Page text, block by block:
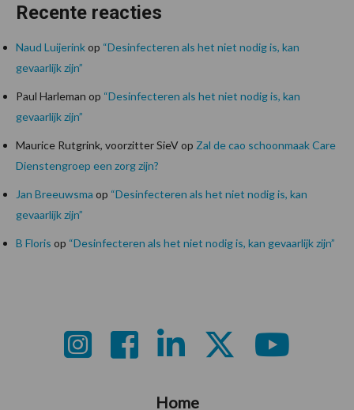
Recente reacties
Naud Luijerinkop “Desinfecteren als het niet nodig is, kan
gevaarlijk zijn”
Paul Harleman op “Desinfecteren als het niet nodig is, kan
gevaarlijk zijn”
Maurice Rutgrink, voorzitter SieVop Zal de cao schoonmaak Care
Dienstengroep een zorg zijn?
Jan Breeuwsma op “Desinfecteren als het niet nodig is, kan
gevaarlijk zijn”
B Floris op “Desinfecteren als het niet nodig is, kan gevaarlijk zijn”
Home